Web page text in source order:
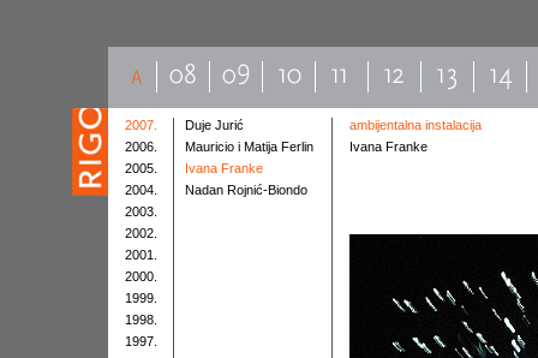
2007.
2006.
2005.
2004.
2003.
2002.
2001.
2000.
1999.
1998.
1997.
Duje Jurić
Mauricio i Matija Ferlin
Ivana Franke
Nadan Rojnić-Biondo
ambijentalna instalacija
Ivana Franke